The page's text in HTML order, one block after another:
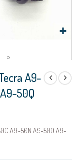
A9-
50Q
A9-50N A9-50O A9-